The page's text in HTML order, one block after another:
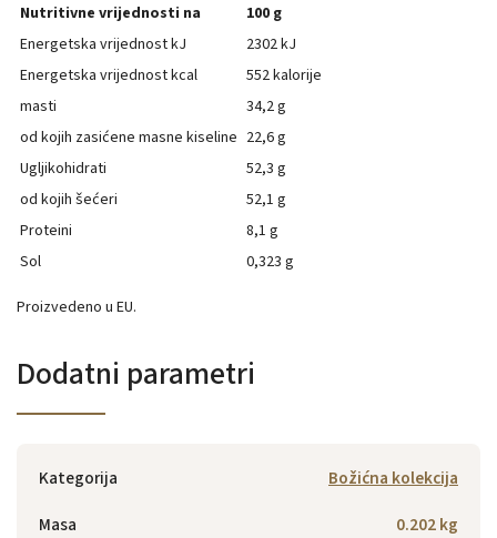
Nutritivne vrijednosti na
100 g
Energetska vrijednost kJ
2302 kJ
Energetska vrijednost kcal
552 kalorije
masti
34,2 g
od kojih zasićene masne kiseline 22,6 g
Ugljikohidrati
52,3 g
od kojih šećeri
52,1 g
Proteini
8,1 g
Sol
0,323 g
Proizvedeno u EU.
Dodatni parametri
Kategorija
Božićna kolekcija
Masa
0.202 kg